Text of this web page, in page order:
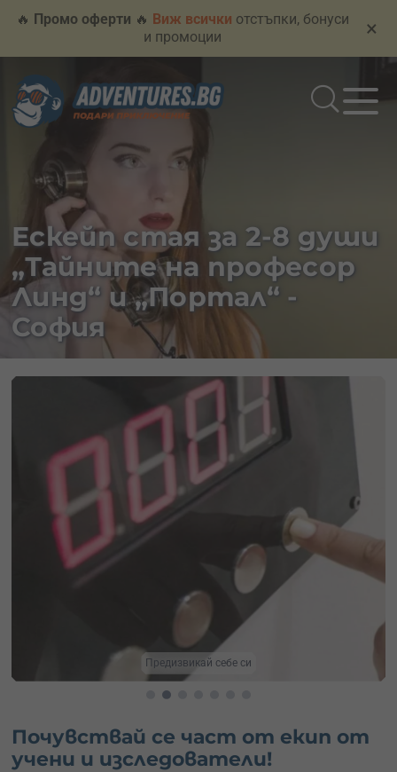
🔥 Промо оферти 🔥 Виж всички отстъпки, бонуси
и промоции
×
Ескейп стая за 2-8 души
„Тайните на професор
Линд“ и „Портал“ -
София
Подари вълнуващо преживяване
Почувствай се част от екип от
учени и изследователи!